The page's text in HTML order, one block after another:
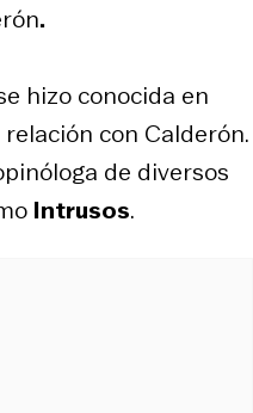
.
hizo conocida en
con Calderón.
de diversos
Intrusos.